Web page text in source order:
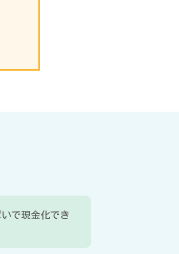
で現金化でき